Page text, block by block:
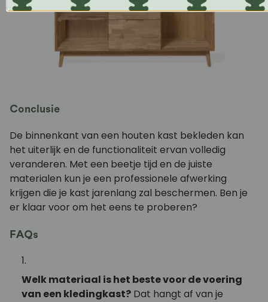
Conclusie
De binnenkant van een houten kast bekleden kan
het uiterlijk en de functionaliteit ervan volledig
veranderen. Met een beetje tijd en de juiste
materialen kun je een professionele afwerking
krijgen die je kast jarenlang zal beschermen. Ben je
er klaar voor om het eens te proberen?
FAQs
Welk materiaal is het beste voor de voering
van een kledingkast? Dat hangt af van je